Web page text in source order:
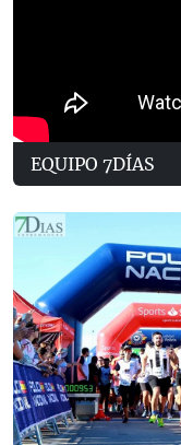
EQUIPO 7DÍAS